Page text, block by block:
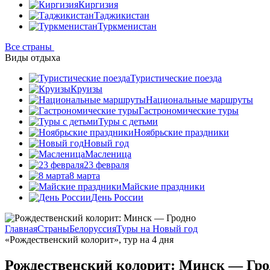
Киргизия
Таджикистан
Туркменистан
Все страны
Виды отдыха
Туристические поезда
Круизы
Национальные маршруты
Гастрономические туры
Туры с детьми
Ноябрьские праздники
Новый год
Масленица
23 февраля
8 марта
Майские праздники
День России
ГлавнаяСтраныБелоруссияТуры на Новый год
«Рождественский колорит», тур на 4 дня
Рождественский колорит: Минск —